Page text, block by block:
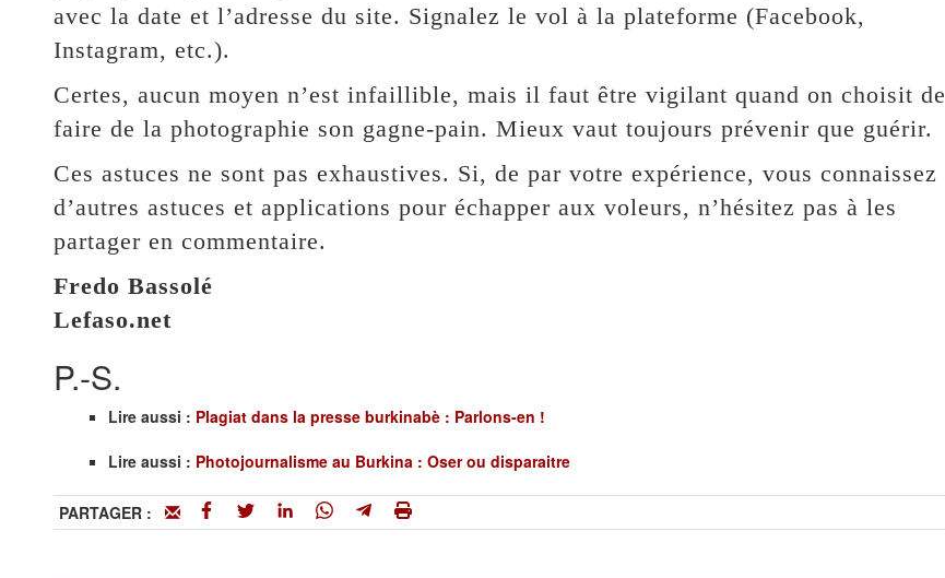
avec la date et l’adresse du site. Signalez le vol à la plateforme (Facebook,
Instagram, etc.).
Certes, aucun moyen n’est infaillible, mais il faut être vigilant quand on choisit de
faire de la photographie son gagne-pain. Mieux vaut toujours prévenir que guérir.
Ces astuces ne sont pas exhaustives. Si, de par votre expérience, vous connaissez
d’autres astuces et applications pour échapper aux voleurs, n’hésitez pas à les
partager en commentaire.
Fredo Bassolé
Lefaso.net
P.-S.
Lire aussi : Plagiat dans la presse burkinabè : Parlons-en !
Lire aussi : Photojournalisme au Burkina : Oser ou disparaitre
PARTAGER :